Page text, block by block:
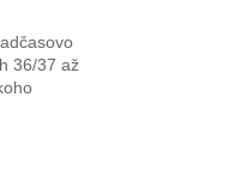
36/37 až